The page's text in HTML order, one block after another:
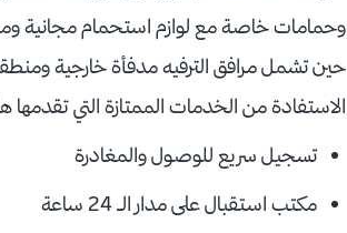
وحمامات خاصة مع لوازم استحمام مجانية
حين تشمل مرافق الترفيه مدفأة خارجية
الاستفادة من الخدمات الممتازة التي
تسجيل سريع للوصول والمغادرة
مكتب استقبال على مدار الـ 24 ساعة